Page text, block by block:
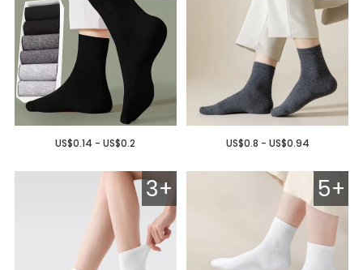
US$0.8 - US$0.94
US$0.14 - US$0.2
5+
3+